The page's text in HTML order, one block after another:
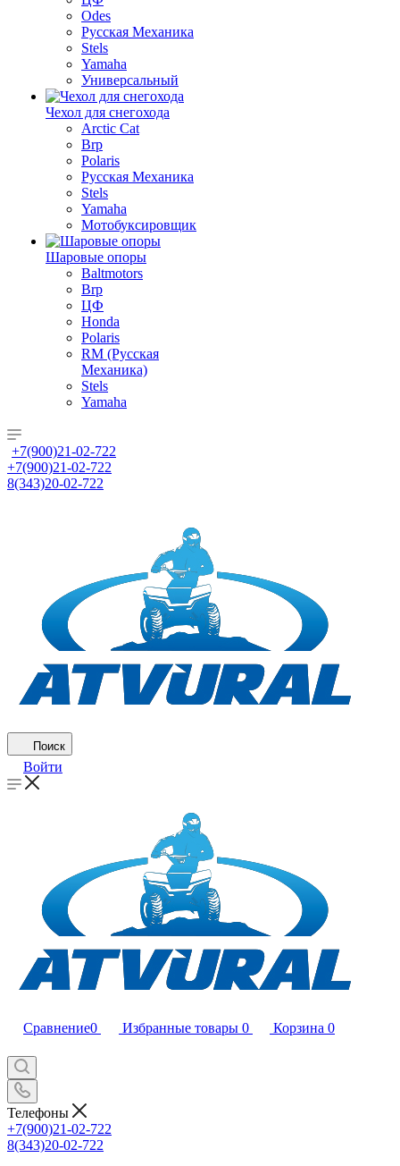
Odes
Русская Механика
Stels
Yamaha
Универсальный
Чехол для снегохода
Arctic Cat
Brp
Polaris
Русская Механика
Stels
Yamaha
Мотобуксировщик
Шаровые опоры
Baltmotors
Brp
ЦФ
Honda
Polaris
RM (Русская
Механика)
Stels
Yamaha
+7(900)21-02-722
+7(900)21-02-722
8(343)20-02-722
Поиск
Войти
Сравнение0 Избранные товары 0 Корзина 0
Телефоны
+7(900)21-02-722
8(343)20-02-722